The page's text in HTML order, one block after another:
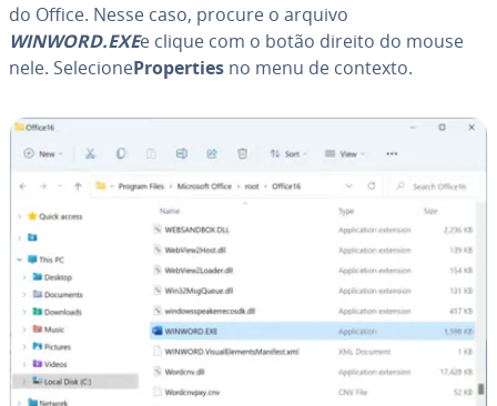
do Office. Nesse caso, procure o arquivo
WINWORD.EXEe clique com o botão direito do mouse
nele. SelecionePro­per­ties no menu de contexto.